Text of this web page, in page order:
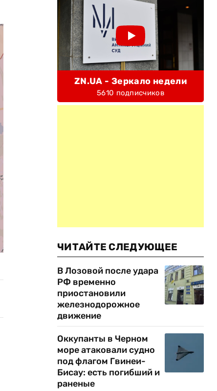
ZN.UA - Зеркало недели
5610 подписчиков
ЧИТАЙТЕ СЛЕДУЮЩЕЕ
В Лозовой после удара
РФ временно
приостановили
железнодорожное
движение
Оккупанты в Черном
море атаковали судно
под флагом Гвинеи-
Бисау: есть погибший и
раненые